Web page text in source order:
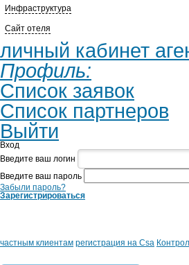
Инфраструктура
Сайт отеля
личный кабинет
Профиль:
Список заявок
Список партнеров
Выйти
Вход
Введите ваш логин
Введите ваш пароль
Забыли пароль?
Зарегистрироваться
частным клиентам регистрация на Csa